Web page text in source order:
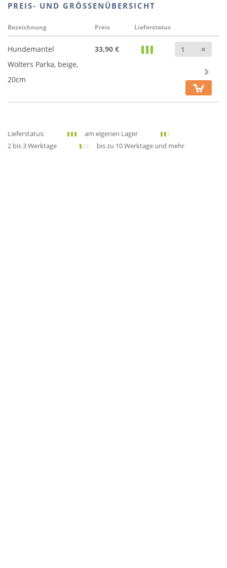
PREIS- UND GRÖSSENÜBERSICHT
Bezeichnung Preis Lieferstatus
Hundemantel
Wolters Parka, beige,
20cm
33,90 €
Lieferstatus:
am eigenen Lager
2 bis 3 Werktage
bis zu 10 Werktage und mehr